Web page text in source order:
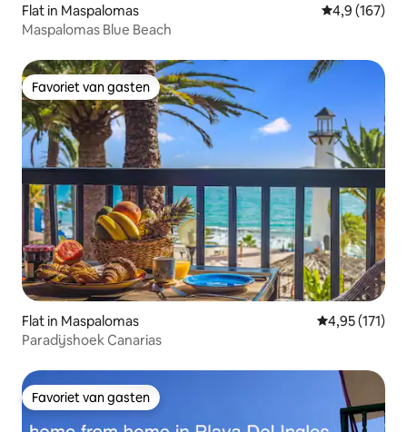
Flat in Maspalomas Gemiddelde
4,9 (167)
Maspalomas Blue Beach
Favoriet van gasten
Favoriet van gasten
Flat in Maspalomas Gemiddelde
4,95 (171)
Paradijshoek Canarias
Favoriet van gasten
Favoriet van gasten